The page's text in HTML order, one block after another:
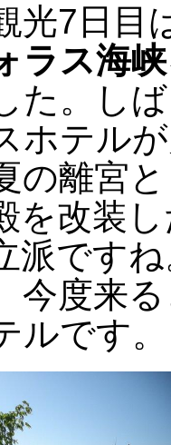
光7日目
ラス海峡
た。し
ホテル
の離宮
を改装
派です
今度来
ルです。